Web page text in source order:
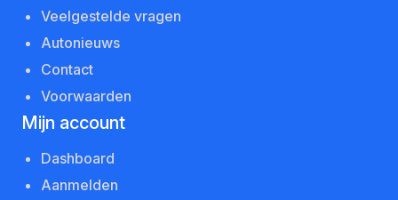
Veelgestelde vragen
Autonieuws
Contact
Voorwaarden
Mijn account
Dashboard
Aanmelden